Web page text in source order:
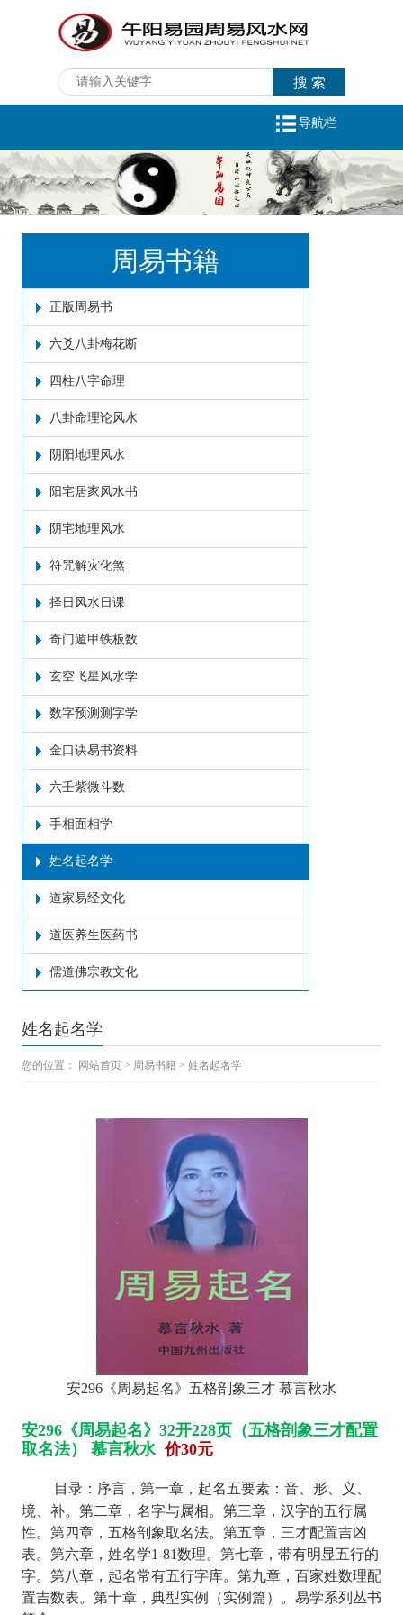
导航栏
周易书籍
正版周易书
六爻八卦梅花断
四柱八字命理
八卦命理论风水
阴阳地理风水
阳宅居家风水书
阴宅地理风水
符咒解灾化煞
择日风水日课
奇门遁甲铁板数
玄空飞星风水学
数字预测测字学
金口诀易书资料
六壬紫微斗数
手相面相学
姓名起名学
道家易经文化
道医养生医药书
儒道佛宗教文化
姓名起名学
您的位置： 网站首页 > 周易书籍 > 姓名起名学
​安296《周易起名》五格剖象三才 慕言秋水
安296《周易起名》32开228页（五格剖象三才配置
取名法） 慕言秋水价30元
目录：序言，第一章，起名五要素：音、形、义、
境、补。第二章，名字与属相。第三章，汉字的五行属
性。第四章，五格剖象取名法。第五章，三才配置吉凶
表。第六章，姓名学1-81数理。第七章，带有明显五行的
字。第八章，起名常有五行字库。第九章，百家姓数理配
置吉数表。第十章，典型实例（实例篇）。易学系列丛书